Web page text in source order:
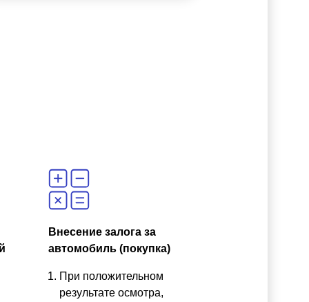
Внесение залога за
автомобиль (покупка)
При положительном
результате осмотра,